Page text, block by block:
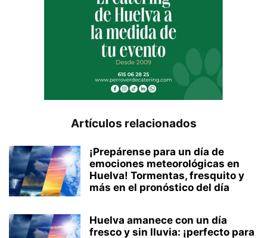
Artículos relacionados
¡Prepárense para un día de
emociones meteorológicas en
Huelva! Tormentas, fresquito y
más en el pronóstico del día
Huelva amanece con un día
fresco y sin lluvia: ¡perfecto para